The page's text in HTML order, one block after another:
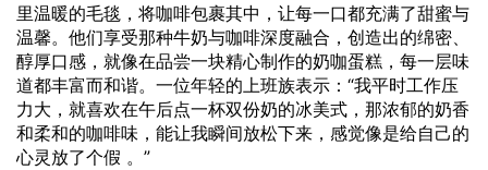
里温暖的毛毯，将咖啡包裹其中，让每一口都充满了甜蜜与
温馨。他们享受那种牛奶与咖啡深度融合，创造出的绵密、
醇厚口感，就像在品尝一块精心制作的奶咖蛋糕，每一层味
道都丰富而和谐。一位年轻的上班族表示：“我平时工作压
力大，就喜欢在午后点一杯双份奶的冰美式，那浓郁的奶香
和柔和的咖啡味，能让我瞬间放松下来，感觉像是给自己的
心灵放了个假 。”